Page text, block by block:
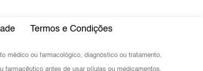
Termos e Condições
médico ou farmacológico, diagnóstico ou tratamento.
farmacêutico antes de usar pílulas ou medicamentos.